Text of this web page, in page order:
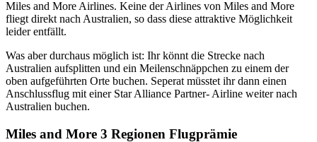
Miles and More Airlines. Keine der Airlines von Miles and More
fliegt direkt nach Australien, so dass diese attraktive Möglichkeit
leider entfällt.
Was aber durchaus möglich ist: Ihr könnt die Strecke nach
Australien aufsplitten und ein Meilenschnäppchen zu einem der
oben aufgeführten Orte buchen. Seperat müsstet ihr dann einen
Anschlussflug mit einer Star Alliance Partner- Airline weiter nach
Australien buchen.
Miles and More 3 Regionen Flugprämie